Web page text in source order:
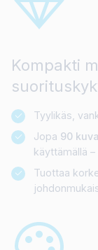
Kompakti
Tyylikäs,
Jopa 90
käyttämällä
Tuottaa